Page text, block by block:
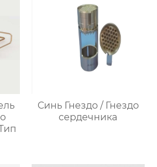
Синь Гнездо / Гнездо
сердечника